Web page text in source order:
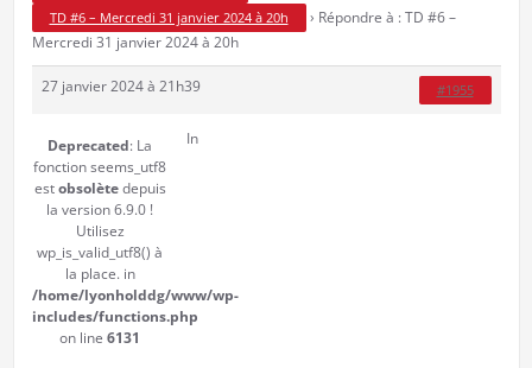
TD #6 – Mercredi 31 janvier 2024 à 20h › Répondre à : TD #6 –
Mercredi 31 janvier 2024 à 20h
27 janvier 2024 à 21h39 #1955
Deprecated: La
fonction seems_utf8
estobsolètedepuis
la version 6.9.0 !
Utilisez
wp_is_valid_utf8() à
la place. in
/home/lyonholddg/www/wp-
includes/functions.php
on line 6131
In